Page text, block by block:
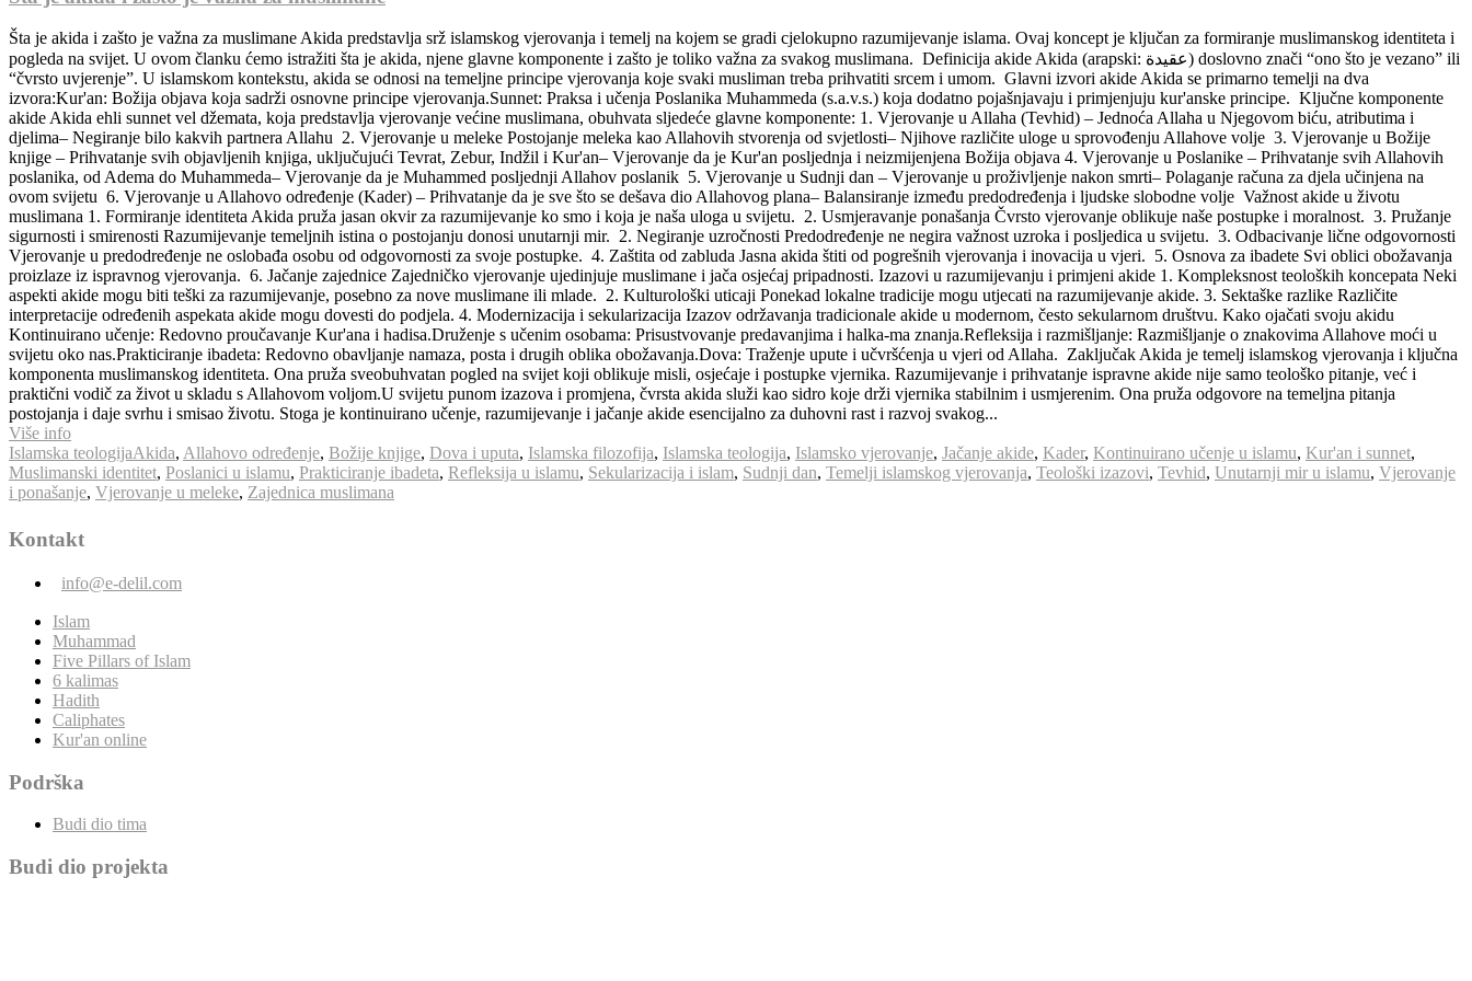
Šta je akida i zašto je važna za muslimane Akida predstavlja srž islamskog vjerovanja i temelj na kojem se gradi cjelokupno razumijevanje islama. Ovaj koncept je ključan za formiranje muslimanskog identiteta i
pogleda na svijet. U ovom članku ćemo istražiti šta je akida, njene glavne komponente i zašto je toliko važna za svakog muslimana. Definicija akide Akida (arapski: عقيدة) doslovno znači “ono što je vezano” ili
“čvrsto uvjerenje”. U islamskom kontekstu, akida se odnosi na temeljne principe vjerovanja koje svaki musliman treba prihvatiti srcem i umom. Glavni izvori akide Akida se primarno temelji na dva
izvora:Kur'an: Božija objava koja sadrži osnovne principe vjerovanja.Sunnet: Praksa i učenja Poslanika Muhammeda (s.a.v.s.) koja dodatno pojašnjavaju i primjenjuju kur'anske principe. Ključne komponente
akide Akida ehli sunnet vel džemata, koja predstavlja vjerovanje većine muslimana, obuhvata sljedeće glavne komponente: 1. Vjerovanje u Allaha (Tevhid) – Jednoća Allaha u Njegovom biću, atributima i
djelima– Negiranje bilo kakvih partnera Allahu 2. Vjerovanje u meleke Postojanje meleka kao Allahovih stvorenja od svjetlosti– Njihove različite uloge u sprovođenju Allahove volje 3. Vjerovanje u Božije
knjige – Prihvatanje svih objavljenih knjiga, uključujući Tevrat, Zebur, Indžil i Kur'an– Vjerovanje da je Kur'an posljednja i neizmijenjena Božija objava 4. Vjerovanje u Poslanike – Prihvatanje svih Allahovih
poslanika, od Adema do Muhammeda– Vjerovanje da je Muhammed posljednji Allahov poslanik 5. Vjerovanje u Sudnji dan – Vjerovanje u proživljenje nakon smrti– Polaganje računa za djela učinjena na
ovom svijetu 6. Vjerovanje u Allahovo određenje (Kader) – Prihvatanje da je sve što se dešava dio Allahovog plana– Balansiranje između predodređenja i ljudske slobodne volje Važnost akide u životu
muslimana 1. Formiranje identiteta Akida pruža jasan okvir za razumijevanje ko smo i koja je naša uloga u svijetu. 2. Usmjeravanje ponašanja Čvrsto vjerovanje oblikuje naše postupke i moralnost. 3. Pružanje
sigurnosti i smirenosti Razumijevanje temeljnih istina o postojanju donosi unutarnji mir. 2. Negiranje uzročnosti Predodređenje ne negira važnost uzroka i posljedica u svijetu. 3. Odbacivanje lične odgovornosti
Vjerovanje u predodređenje ne oslobađa osobu od odgovornosti za svoje postupke. 4. Zaštita od zabluda Jasna akida štiti od pogrešnih vjerovanja i inovacija u vjeri. 5. Osnova za ibadete Svi oblici obožavanja
proizlaze iz ispravnog vjerovanja. 6. Jačanje zajednice Zajedničko vjerovanje ujedinjuje muslimane i jača osjećaj pripadnosti. Izazovi u razumijevanju i primjeni akide 1. Kompleksnost teoloških koncepata Neki
aspekti akide mogu biti teški za razumijevanje, posebno za nove muslimane ili mlade. 2. Kulturološki uticaji Ponekad lokalne tradicije mogu utjecati na razumijevanje akide. 3. Sektaške razlike Različite
interpretacije određenih aspekata akide mogu dovesti do podjela. 4. Modernizacija i sekularizacija Izazov održavanja tradicionale akide u modernom, često sekularnom društvu. Kako ojačati svoju akidu
Kontinuirano učenje: Redovno proučavanje Kur'ana i hadisa.Druženje s učenim osobama: Prisustvovanje predavanjima i halka-ma znanja.Refleksija i razmišljanje: Razmišljanje o znakovima Allahove moći u
svijetu oko nas.Prakticiranje ibadeta: Redovno obavljanje namaza, posta i drugih oblika obožavanja.Dova: Traženje upute i učvršćenja u vjeri od Allaha. Zaključak Akida je temelj islamskog vjerovanja i ključna
komponenta muslimanskog identiteta. Ona pruža sveobuhvatan pogled na svijet koji oblikuje misli, osjećaje i postupke vjernika. Razumijevanje i prihvatanje ispravne akide nije samo teološko pitanje, već i
praktični vodič za život u skladu s Allahovom voljom.U svijetu punom izazova i promjena, čvrsta akida služi kao sidro koje drži vjernika stabilnim i usmjerenim. Ona pruža odgovore na temeljna pitanja
postojanja i daje svrhu i smisao životu. Stoga je kontinuirano učenje, razumijevanje i jačanje akide esencijalno za duhovni rast i razvoj svakog...
Više info
Islamska teologijaAkida, Allahovo određenje, Božije knjige, Dova i uputa, Islamska filozofija, Islamska teologija, Islamsko vjerovanje, Jačanje akide, Kader, Kontinuirano učenje u islamu, Kur'an i sunnet,
Muslimanski identitet, Poslanici u islamu, Prakticiranje ibadeta, Refleksija u islamu, Sekularizacija i islam, Sudnji dan, Temelji islamskog vjerovanja, Teološki izazovi, Tevhid, Unutarnji mir u islamu, Vjerovanje
i ponašanje, Vjerovanje u meleke, Zajednica muslimana
Kontakt
info@e-delil.com
Islam
Muhammad
Five Pillars of Islam
6 kalimas
Hadith
Caliphates
Kur'an online
Podrška
Budi dio tima
Budi dio projekta